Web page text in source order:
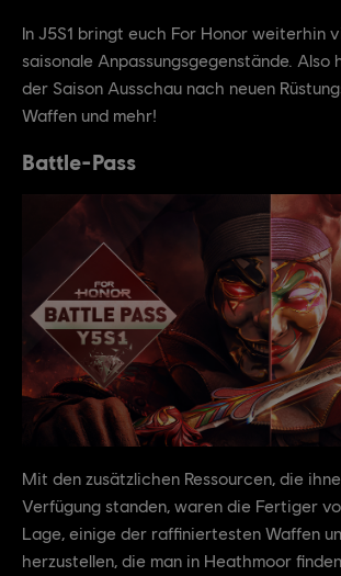
In J5S1 bringt euch For Honor weiterhin
saisonale Anpassungsgegenstände. Also
der Saison Ausschau nach neuen
Waffen und mehr!
Battle-Pass
Mit den zusätzlichen Ressourcen, die
Verfügung standen, waren die Fertiger
Lage, einige der raffiniertesten Waffen
herzustellen, die man in Heathmoor